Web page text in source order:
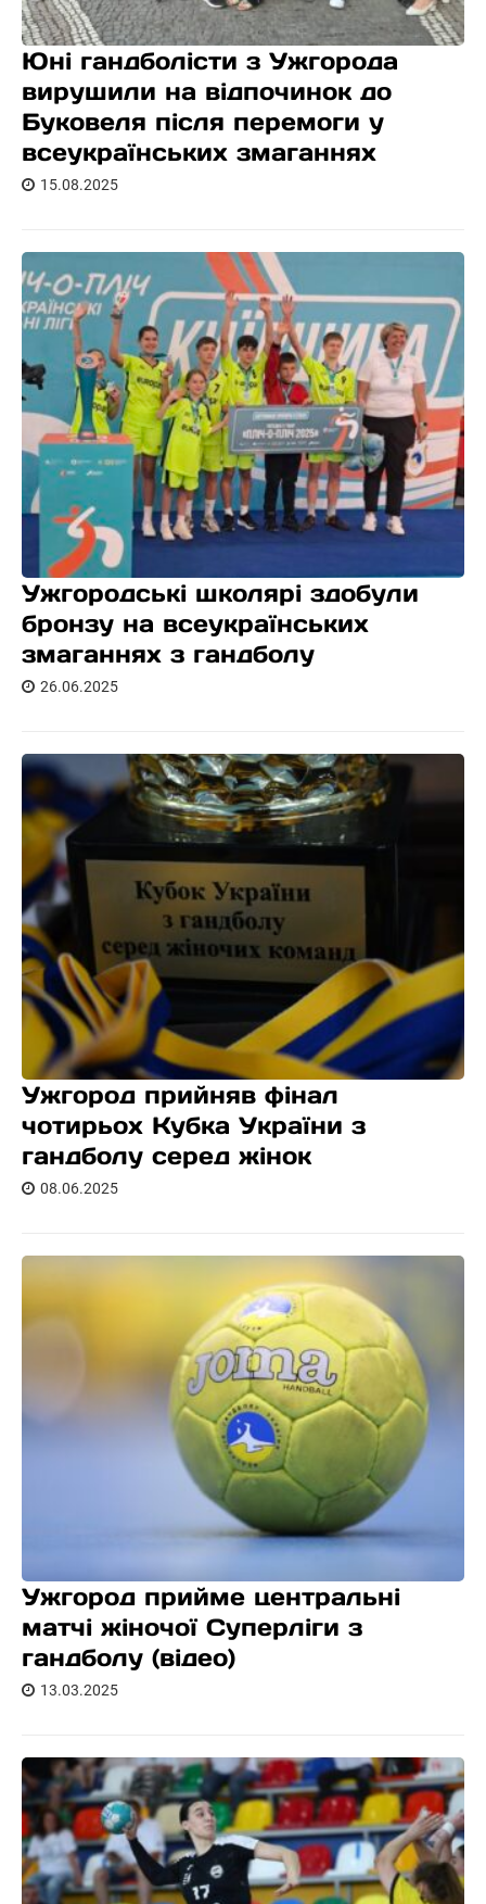
Юні гандболісти з Ужгорода
вирушили на відпочинок до
Буковеля після перемоги у
всеукраїнських змаганнях
15.08.2025
Ужгородські школярі здобули
бронзу на всеукраїнських
змаганнях з гандболу
26.06.2025
Ужгород прийняв фінал
чотирьох Кубка України з
гандболу серед жінок
08.06.2025
Ужгород прийме центральні
матчі жіночої Суперліги з
гандболу (відео)
13.03.2025